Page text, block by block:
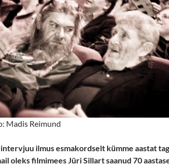
Madis Reimund
ilmus esmakordselt kümme aastat
oleks filmimees Jüri Sillart saanud 70